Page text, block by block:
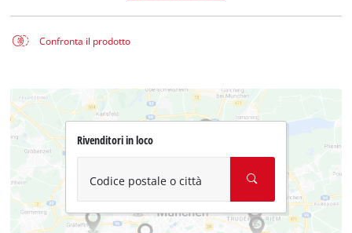
Confronta il prodotto
Rivenditori in loco
Codice postale o città